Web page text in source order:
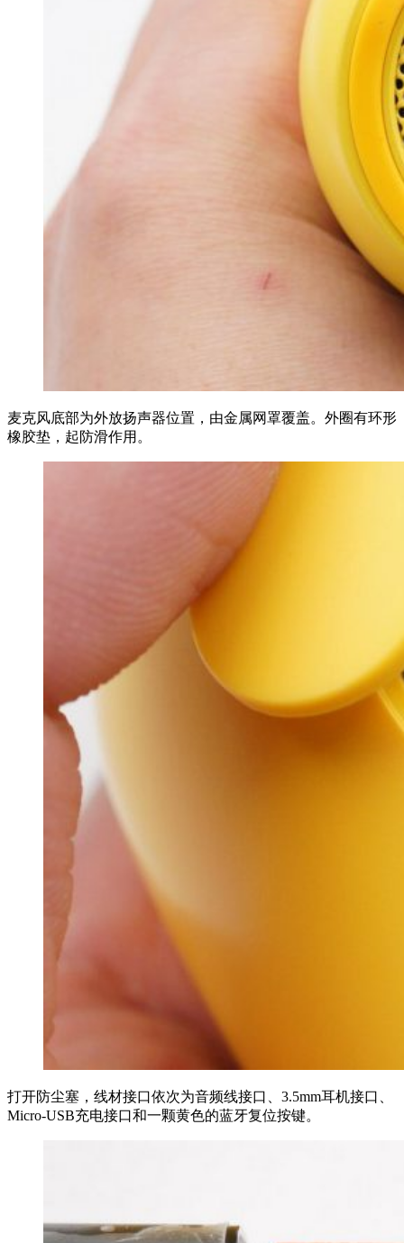
麦克风底部为外放扬声器位置，由金属网罩覆盖。外圈有环形
橡胶垫，起防滑作用。
打开防尘塞，线材接口依次为音频线接口、3.5mm耳机接口、
Micro-USB充电接口和一颗黄色的蓝牙复位按键。